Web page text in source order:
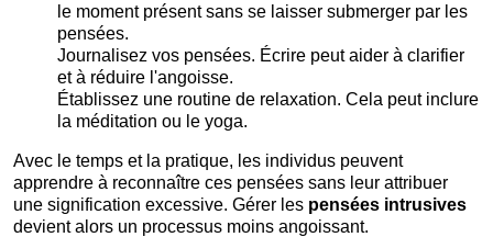
le moment présent sans se laisser submerger par les
pensées.
Journalisez vos pensées. Écrire peut aider à clarifier
et à réduire l'angoisse.
Établissez une routine de relaxation. Cela peut inclure
la méditation ou le yoga.
Avec le temps et la pratique, les individus peuvent
apprendre à reconnaître ces pensées sans leur attribuer
une signification excessive. Gérer les pensées intrusives
devient alors un processus moins angoissant.